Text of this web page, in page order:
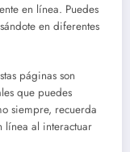
en línea. Puedes
en diferentes
páginas son
que puedes
siempre, recuerda
línea al interactuar